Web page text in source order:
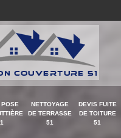
NETTOYAGE
DE TERRASSE
51
DEVIS FUITE
DE TOITURE
51